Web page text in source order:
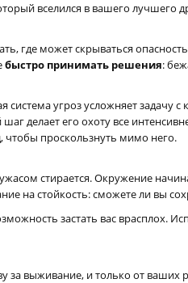
вселился в вашего лучшего
где может скрываться
быстро принимать решения:
угроз усложняет
делает его охоту все
проскользнуть мимо него.
стирается. Окружение
на стойкость: сможете ли вы
застать вас врасплох.
выживание, и только от ваших